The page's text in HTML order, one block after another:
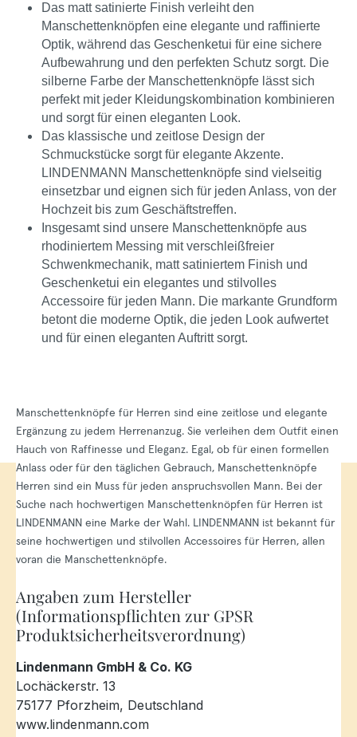
Das matt satinierte Finish verleiht den
Manschettenknöpfen eine elegante und raffinierte
Optik, während das Geschenketui für eine sichere
Aufbewahrung und den perfekten Schutz sorgt. Die
silberne Farbe der Manschettenknöpfe lässt sich
perfekt mit jeder Kleidungskombination kombinieren
und sorgt für einen eleganten Look.
Das klassische und zeitlose Design der
Schmuckstücke sorgt für elegante Akzente.
LINDENMANN Manschettenknöpfe sind vielseitig
einsetzbar und eignen sich für jeden Anlass, von der
Hochzeit bis zum Geschäftstreffen.
Insgesamt sind unsere Manschettenknöpfe aus
rhodiniertem Messing mit verschleißfreier
Schwenkmechanik, matt satiniertem Finish und
Geschenketui ein elegantes und stilvolles
Accessoire für jeden Mann. Die markante Grundform
betont die moderne Optik, die jeden Look aufwertet
und für einen eleganten Auftritt sorgt.
Manschettenknöpfe für Herren sind eine zeitlose und elegante
Ergänzung zu jedem Herrenanzug. Sie verleihen dem Outfit einen
Hauch von Raffinesse und Eleganz. Egal, ob für einen formellen
Anlass oder für den täglichen Gebrauch, Manschettenknöpfe
Herren sind ein Muss für jeden anspruchsvollen Mann. Bei der
Suche nach hochwertigen Manschettenknöpfen für Herren ist
LINDENMANN eine Marke der Wahl. LINDENMANN ist bekannt für
seine hochwertigen und stilvollen Accessoires für Herren, allen
voran die Manschettenknöpfe.
Angaben zum Hersteller
(Informationspflichten zur GPSR
Produktsicherheitsverordnung)
Lindenmann GmbH & Co. KG
Lochäckerstr. 13
75177 Pforzheim, Deutschland
www.lindenmann.com